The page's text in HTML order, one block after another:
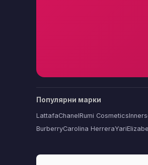
Популярни марки
LattafaChanelRumi Cosmetics
BurberryCarolina HerreraYari